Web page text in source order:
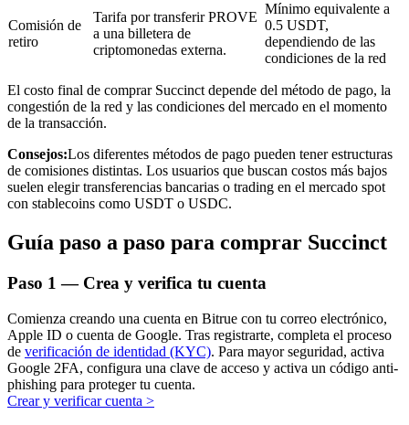
Obtenga ganancias a largo plazo e intereses flexibles
Aprender Staking
Obtenga más información sobre cómo obtener ingresos pasivos
Bitrue
AI
Comisión de
retiro
Tarifa por transferir PROVE
a una billetera de
criptomonedas externa.
Mínimo equivalente a
0.5 USDT,
dependiendo de las
condiciones de la red
El costo final de comprar Succinct depende del método de pago, la
congestión de la red y las condiciones del mercado en el momento
de la transacción.
Consejos:Los diferentes métodos de pago pueden tener estructuras
de comisiones distintas. Los usuarios que buscan costos más bajos
suelen elegir transferencias bancarias o trading en el mercado spot
con stablecoins como USDT o USDC.
Guía paso a paso para comprar Succinct
Paso 1 — Crea y verifica tu cuenta
Comienza creando una cuenta en Bitrue con tu correo electrónico,
Apple ID o cuenta de Google. Tras registrarte, completa el proceso
de verificación de identidad (KYC). Para mayor seguridad, activa
Google 2FA, configura una clave de acceso y activa un código anti-
phishing para proteger tu cuenta.
Crear y verificar cuenta >